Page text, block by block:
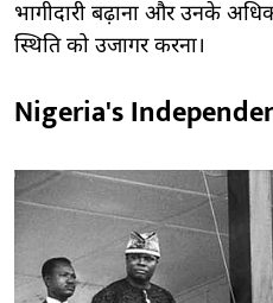
भागीदारी बढ़ाना और उनके
स्थिति को उजागर करना।
Nigeria's